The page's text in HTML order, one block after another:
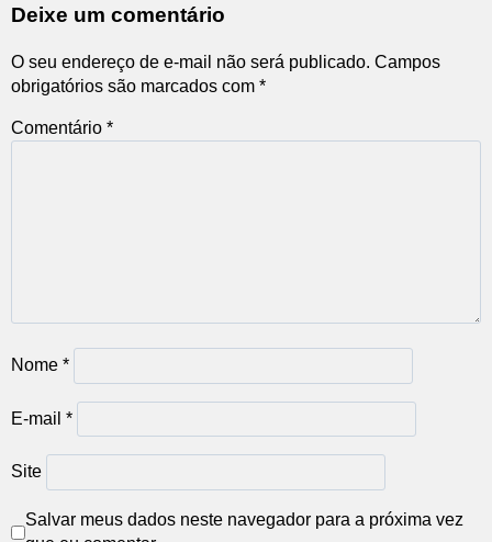
Deixe um comentário
O seu endereço de e-mail não será publicado. Campos
obrigatórios são marcados com *
Comentário *
Nome *
E-mail *
Site
Salvar meus dados neste navegador para a próxima vez